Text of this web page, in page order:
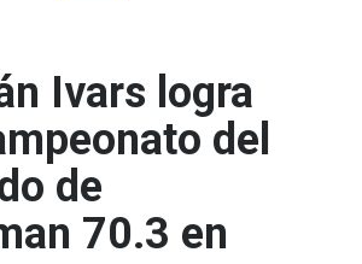
Ivars logra
del
de
70.3 en